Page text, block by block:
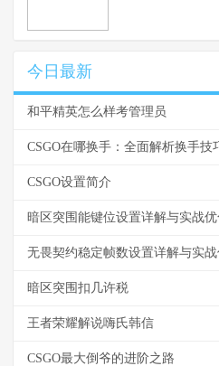
今日最新
和平精英怎么样考管理员
CSGO在哪换手：全面解析换手技
CSGO设置简介
暗区突围能键位设置详解与实战
无畏契约稳定帧数设置详解与实
暗区突围扣几许税
王者荣耀解说嗨氏韩信
CSGO最大倒爷的进阶之路